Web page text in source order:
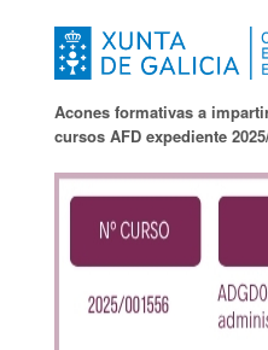
Acones formativas a
cursos AFD expediente